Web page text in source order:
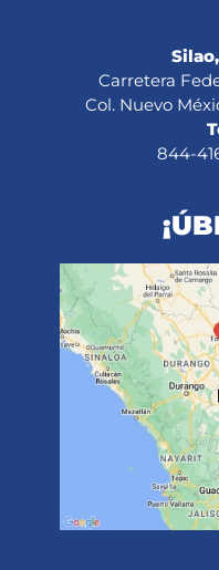
Carretera
Col. Nuevo
844-